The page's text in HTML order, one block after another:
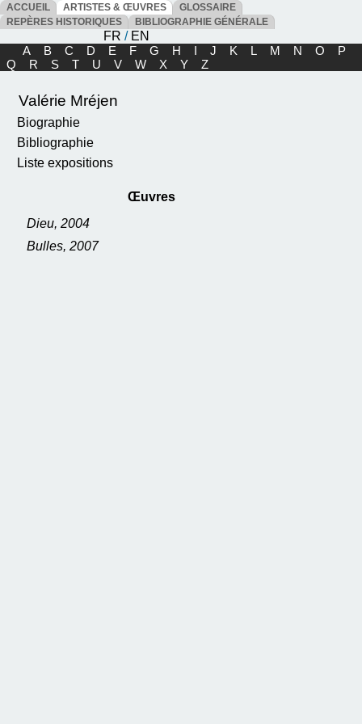
ACCUEIL ARTISTES & ŒUVRES
GLOSSAIRE
REPÈRES HISTORIQUES
BIBLIOGRAPHIE GÉNÉRALE
FR / EN
A
B C D E F G H I J K L M N O
P
Q
R S T U V W X Y Z